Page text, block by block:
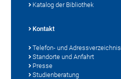
Katalog der Bibliothek
Kontakt
Telefon- und Adressverzeichnis
Standorte und Anfahrt
Presse
Studienberatung